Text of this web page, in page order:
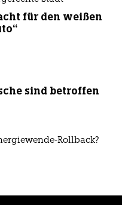
für den weißen
sind betroffen
Rollback?